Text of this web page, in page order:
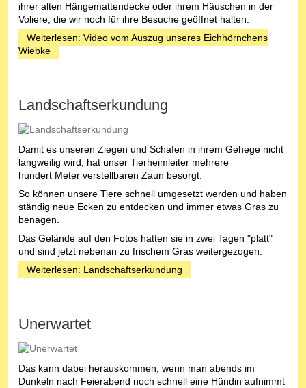
ihrer alten Hängemattendecke oder ihrem Häuschen in der
Voliere, die wir noch für ihre Besuche geöffnet halten.
Weiterlesen: Video vom Auszug unseres Eichhörnchens
Wiebke
Landschaftserkundung
Damit es unseren Ziegen und Schafen in ihrem Gehege nicht
langweilig wird, hat unser Tierheimleiter mehrere
hundert Meter verstellbaren Zaun besorgt.
So können unsere Tiere schnell umgesetzt werden und haben
ständig neue Ecken zu entdecken und immer etwas Gras zu
benagen.
Das Gelände auf den Fotos hatten sie in zwei Tagen "platt"
und sind jetzt nebenan zu frischem Gras weitergezogen.
Weiterlesen: Landschaftserkundung
Unerwartet
Das kann dabei herauskommen, wenn man abends im
Dunkeln nach Feierabend noch schnell eine Hündin aufnimmt